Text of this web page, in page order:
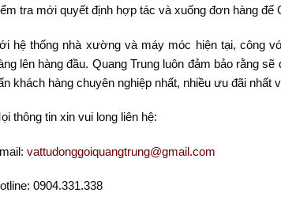
tra mới quyết định hợp tác và xuống đơn hàng để
hệ thống nhà xường và máy móc hiện tại, công
lên hàng đầu. Quang Trung luôn đảm bảo rằng
khách hàng chuyên nghiệp nhất, nhiều ưu đãi nhất
thông tin xin vui long liên hệ:
vattudonggoiquangtrung@gmail.com
0904.331.338